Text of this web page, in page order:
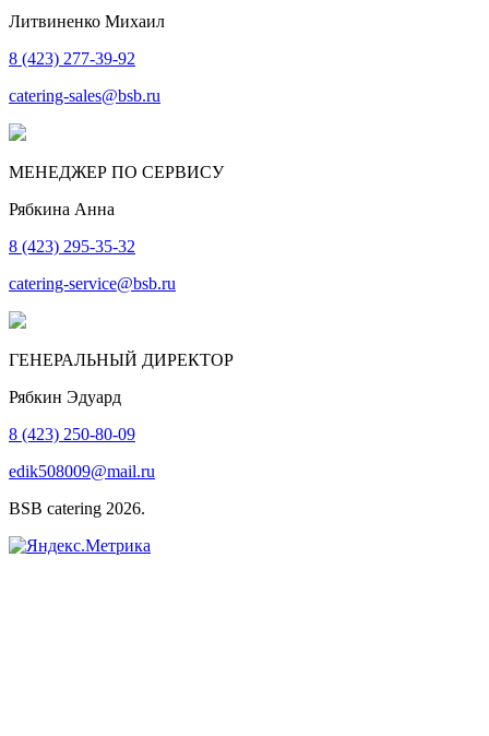
Литвиненко Михаил
8 (423) 277-39-92
catering-sales@bsb.ru
МЕНЕДЖЕР ПО СЕРВИСУ
Рябкина Анна
8 (423) 295-35-32
catering-service@bsb.ru
ГЕНЕРАЛЬНЫЙ ДИРЕКТОР
Рябкин Эдуард
8 (423) 250-80-09
edik508009@mail.ru
BSB catering 2026.